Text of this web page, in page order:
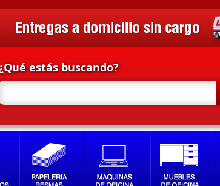
estás buscando?